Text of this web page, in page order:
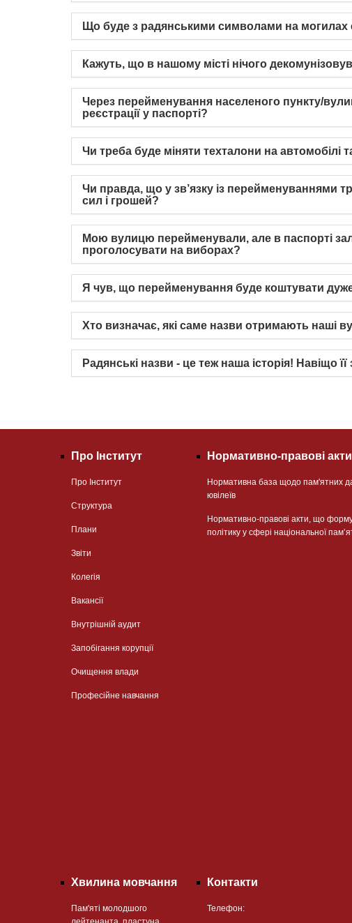
Що буде з радянськими символами на могилах
Кажуть, що в нашому місті нічого
Через перейменування населеного пункту/
реєстрації у паспорті?
Чи треба буде міняти техталони на автомобілі
Чи правда, що у зв’язку із перейменуваннями
сил і грошей?
Мою вулицю перейменували, але в паспорті
проголосувати на виборах?
Я чув, що перейменування буде коштувати
Хто визначає, які саме назви отримають наші
Радянські назви - це теж наша історія! Навіщо
Про Інститут
Про Інститут
Структура
Плани
Звіти
Колегія
Вакансії
Внутрішній аудит
Запобігання корупції
Очищення влади
Професійне навчання
Нормативно-правові акти
Нормативна база щодо пам'ятних
ювілеїв
Нормативно-правові акти, що
політику у сфері національної
Хвилина мовчання
Пам'яті молодшого
Контакти
Телефон: